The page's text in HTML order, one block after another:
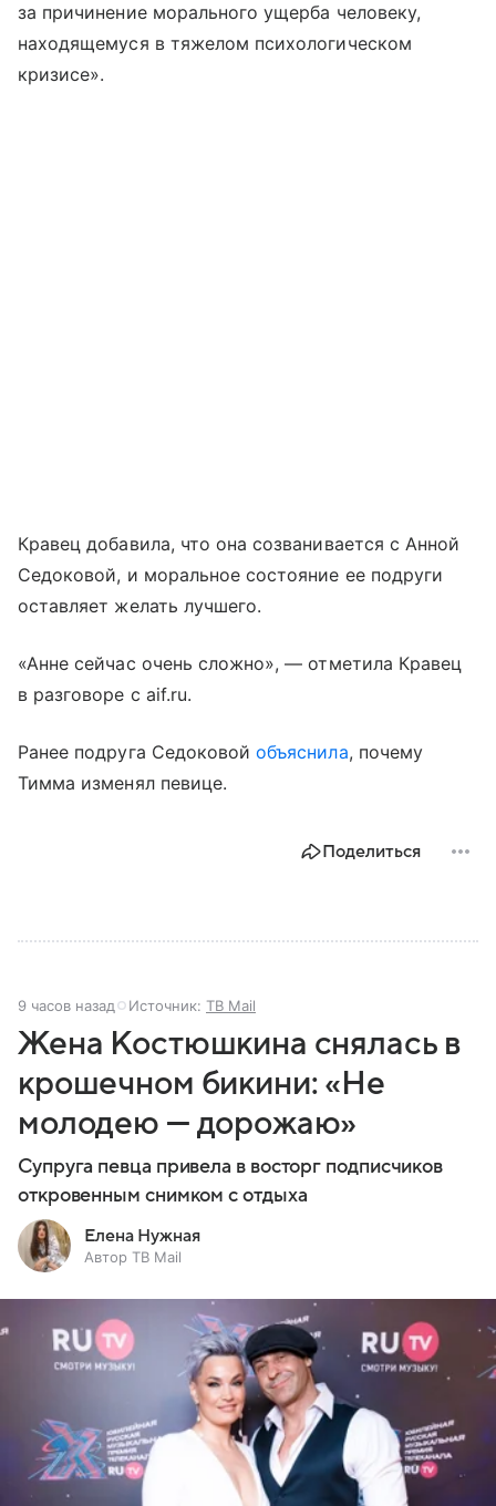
за причинение морального ущерба человеку,
находящемуся в тяжелом психологическом
кризисе».
Кравец добавила, что она созванивается с Анной
Седоковой, и моральное состояние ее подруги
оставляет желать лучшего.
«Анне сейчас очень сложно», — отметила Кравец
в разговоре с aif.ru.
Ранее подруга Седоковойобъяснила, почему
Тимма изменял певице.
Поделиться
9 часов назад Источник: ТВ Mail
Жена Костюшкина снялась в
крошечном бикини: «Не
молодею — дорожаю»
Супруга певца привела в восторг подписчиков
откровенным снимком с отдыха
Елена Нужная
Автор ТВ Mail